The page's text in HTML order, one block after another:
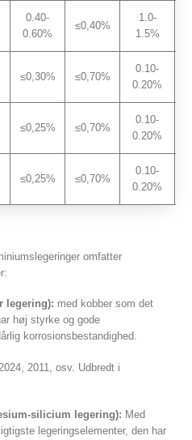
0.40-
0.60%
≤0,40%
1.0-
1.5%
≤0,30% ≤0,70%
0.10-
0.20%
≤0,25% ≤0,70%
0.10-
0.20%
≤0,25% ≤0,70%
0.10-
0.20%
omfatter
legering): med kobber som det
høj styrke og gode
korrosionsbestandighed.
2011, osv. Udbredt i
silicium legering): Med
legeringselementer, den har